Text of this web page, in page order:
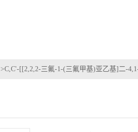
>C,C'-[[2,2,2-三氟-1-(三氟甲基)亚乙基]二-